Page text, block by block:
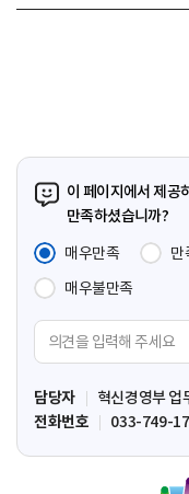
이 페이지에서 제공
만족하셨습니까?
매우만족
만
매우불만족
견
입
력
담당자
혁신경영부 업
전화번호
033-749-